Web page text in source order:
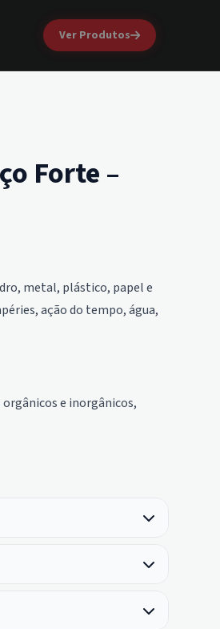
Ver Produtos
Forte –
metal, plástico, papel e
ação do tempo, água,
e inorgânicos,